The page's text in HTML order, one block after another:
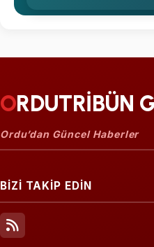
ORDUTRİBÜN
Ordu’dan Güncel Haberler
BİZİ TAKİP EDİN